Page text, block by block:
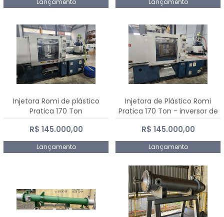
Lançamento Lançamento
Injetora Romi de plástico
Pratica 170 Ton
R$ 145.000,00
Lançamento
Injetora de Plástico Romi
Pratica 170 Ton - inversor de
frequência NR 12
R$ 145.000,00
Lançamento